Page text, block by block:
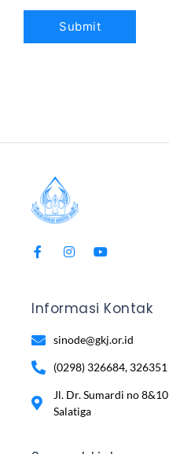
Informasi Kontak
sinode@gkj.or.id
(0298) 326684, 326351
Jl. Dr. Sumardi no 8&10
Salatiga